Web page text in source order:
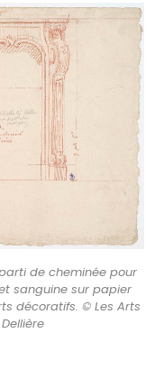
de cheminée pour
sanguine sur papier
décoratifs. © Les Arts